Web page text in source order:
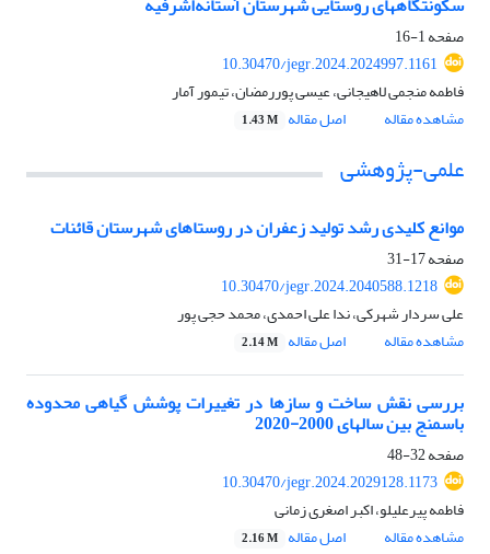
صفحه1-16
10.30470/jegr.2024.2024997.1161
فاطمه منجمی لاهیجانی، عیسی پوررمضان، تیمور آمار
مشاهده مقاله
اصل مقاله 1.43 M
علمی-پژوهشی
موانع کلیدی رشد تولید زعفران در روستاهای شهرستان قائنات
صفحه17-31
10.30470/jegr.2024.2040588.1218
علی سردار شهرکی، ندا علی احمدی، محمد حجی پور
مشاهده مقاله
اصل مقاله 2.14 M
بررسی نقش ساخت و سازها در تغییرات پوشش گیاهی محدوده
باسمنج بین سالهای 2000-2020
صفحه32-48
10.30470/jegr.2024.2029128.1173
فاطمه پیرعلیلو، اکبر اصغری زمانی
مشاهده مقاله
اصل مقاله 2.16 M